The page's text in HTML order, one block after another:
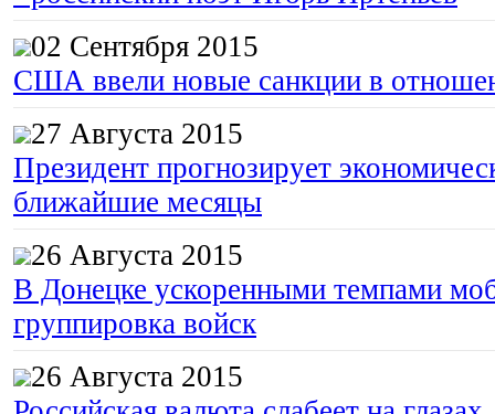
02 Сентября 2015
США ввели новые санкции в
27 Августа 2015
Президент прогнозирует
ближайшие месяцы
26 Августа 2015
В Донецке ускоренными темпами
группировка войск
26 Августа 2015